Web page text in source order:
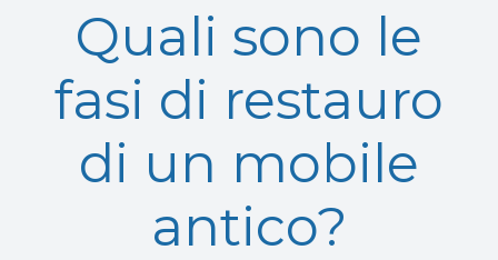
Quali sono le
fasi di restauro
di un mobile
antico?